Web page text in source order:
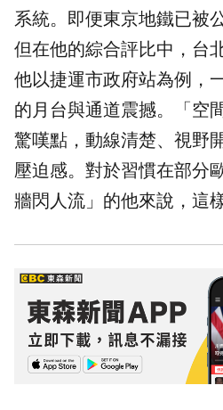
系統。即便東京地鐵已被
但在他的綜合評比中，台
他以捷運市政府站為例，
的月台與通道震撼。
「空
驚嘆點，動線清楚、視野
壓迫感。 對於習慣在部分
牆閃人流」的他來說，這